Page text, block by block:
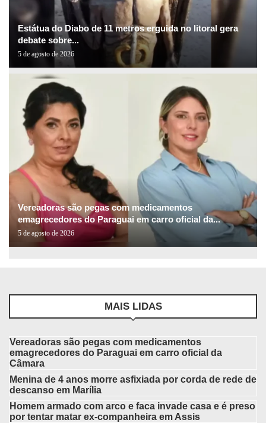
Estátua do Diabo de 11 metros erguida no litoral gera
debate sobre...
5 de agosto de 2026
Vereadoras são pegas com medicamentos
emagrecedores do Paraguai em carro oficial da...
5 de agosto de 2026
MAIS LIDAS
Vereadoras são pegas com medicamentos
emagrecedores do Paraguai em carro oficial da
Câmara
Menina de 4 anos morre asfixiada por corda de rede de
descanso em Marília
Homem armado com arco e faca invade casa e é preso
por tentar matar ex-companheira em Assis